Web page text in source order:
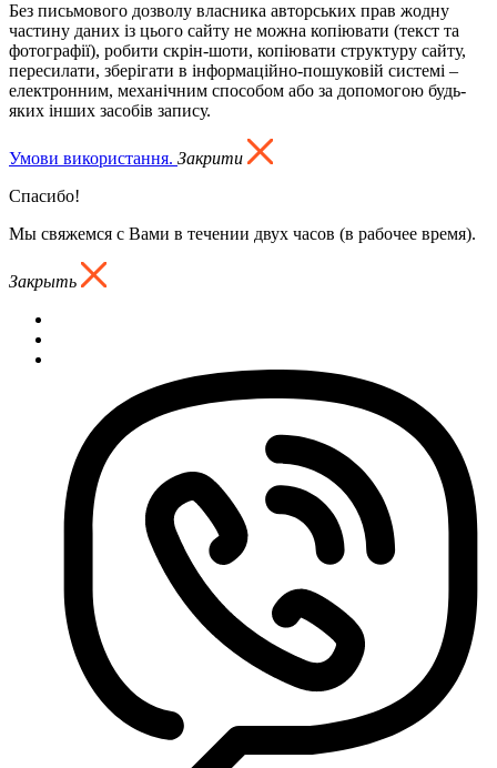
Без письмового дозволу власника авторських прав жодну
частину даних із цього сайту не можна копіювати (текст та
фотографії), робити скрін-шоти, копіювати структуру сайту,
пересилати, зберігати в інформаційно-пошуковій системі –
електронним, механічним способом або за допомогою будь-
яких інших засобів запису.
Умови використання. Закрити
Спасибо!
Мы свяжемся с Вами в течении двух часов (в рабочее время).
Закрыть